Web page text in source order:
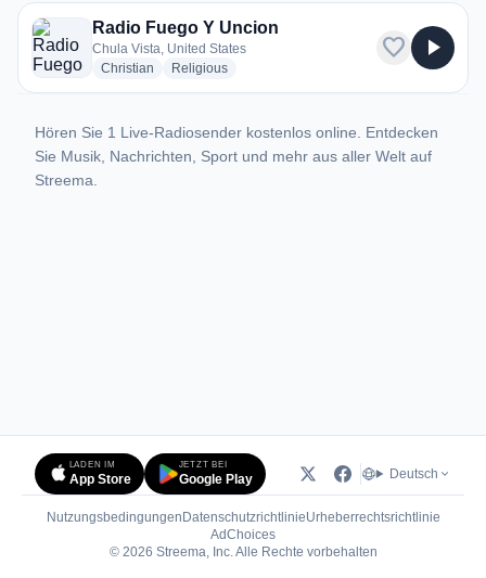
1 Radiosender aus Chula Vista
Radio Fuego Y Uncion
Chula Vista, United States
Christian radio stations
Religiousradio stations
favorite play_arrow
Hören Sie 1 Live-Radiosender kostenlos online. Entdecken
Sie Musik, Nachrichten, Sport und mehr aus aller Welt auf
Streema.
LADEN IM
App Store
JETZT BEI
Google Play Deutsch
Nutzungsbedingungen DatenschutzrichtlinieUrheberrechtsrichtlinie
AdChoices(öffnet in neuem Tab)
© 2026 Streema, Inc. Alle Rechte vorbehalten